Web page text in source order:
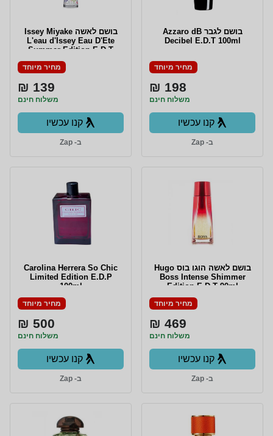
בושם לגבר Azzaro dB
Decibel E.D.T 100ml
מחיר מיוחד
198 ₪
משלוח חינם
קנו עכשיו
ב- Zap
בושם לאשה Issey Miyake
L'eau d'Issey Eau D'Ete
Summer Edition E.D.T
100ml
מחיר מיוחד
139 ₪
משלוח חינם
קנו עכשיו
ב- Zap
בושם לאשה הוגו בוס Hugo
Boss Intense Shimmer
Edition E.D.T 90ml
מחיר מיוחד
469 ₪
משלוח חינם
קנו עכשיו
ב- Zap
Carolina Herrera So Chic
Limited Edition E.D.P
100ml
מחיר מיוחד
500 ₪
משלוח חינם
קנו עכשיו
ב- Zap